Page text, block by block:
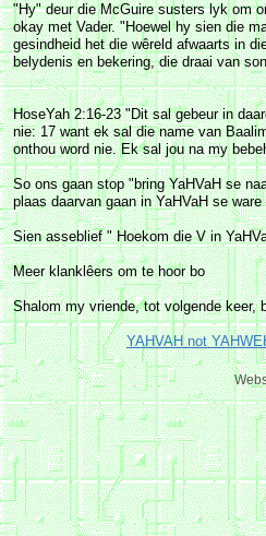
"Hy" deur die McGuire susters lyk om
okay met Vader. "Hoewel hy sien die
gesindheid het die wêreld afwaarts in
belydenis en bekering, die draai van
HoseYah 2:16-23 "Dit sal gebeur in
nie: 17 want ek sal die name van
onthou word nie. Ek sal jou na my
So ons gaan stop "bring YaHVaH se
plaas daarvan gaan in YaHVaH se
Sien asseblief " Hoekom die V in
Meer klanklêers om te hoor bo
Shalom my vriende, tot volgende keer,
YAHVAH not